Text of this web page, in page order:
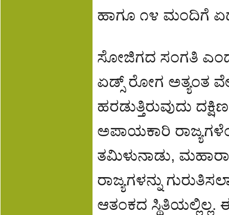
ಹಾಗೂ ೧೪ ಮಂದಿಗೆ
ಸೋಜಿಗದ ಸಂಗತಿ
ಏಡ್ಸ್ ರೋಗ ಅತ್ಯಂತ
ಹರಡುತ್ತಿರುವುದು
ಅಪಾಯಕಾರಿ
ತಮಿಳುನಾಡು,
ರಾಜ್ಯಗಳನ್ನು
ಆತಂಕದ ಸ್ಥಿತಿಯಲ್ಲಿಲ್ಲ.